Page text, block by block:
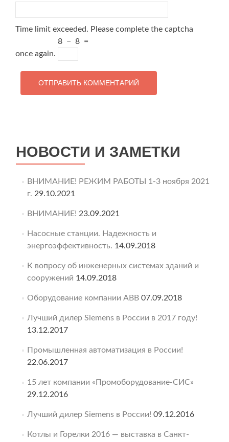
Time limit exceeded. Please complete the captcha
once again.
8 − 8 =
НОВОСТИ И ЗАМЕТКИ
ВНИМАНИЕ! РЕЖИМ РАБОТЫ 1-3 ноября 2021
г. 29.10.2021
ВНИМАНИЕ! 23.09.2021
Насосные станции. Надежность и
энергоэффективность. 14.09.2018
К вопросу об инженерных системах зданий и
сооружений 14.09.2018
Оборудование компании ABB 07.09.2018
Лучший дилер Siemens в России в 2017 году!
13.12.2017
Промышленная автоматизация в России!
22.06.2017
15 лет компании «Промоборудование-СИС»
29.12.2016
Лучший дилер Siemens в России! 09.12.2016
Котлы и Горелки 2016 — выставка в Санкт-